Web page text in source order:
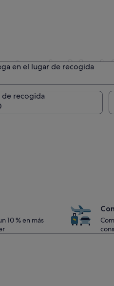
de
en el lugar de recogida
en el lugar de recogida
de recogida
10 % en más